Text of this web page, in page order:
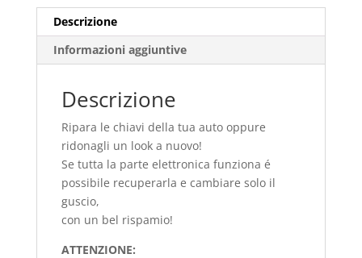
v
Descrizione
Informazioni aggiuntive
Descrizione
Ripara le chiavi della tua auto oppure
ridonagli un look a nuovo!
Se tutta la parte elettronica funziona é
possibile recuperarla e cambiare solo il
guscio,
con un bel rispamio!
ATTENZIONE: